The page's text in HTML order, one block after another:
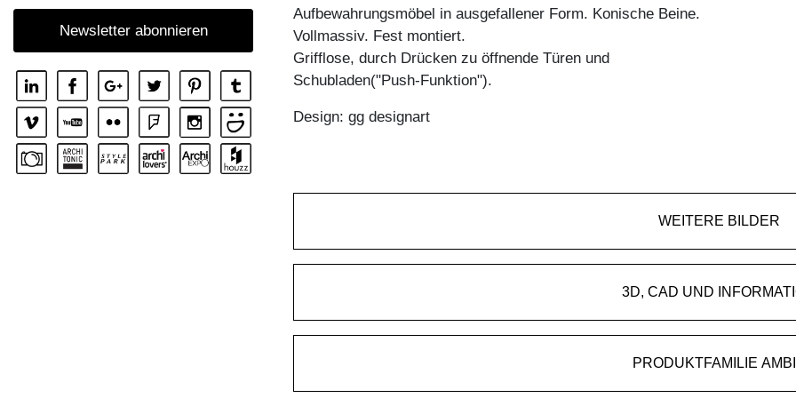
COUCHTISCH ZIRKEL V
Newsletter abonnieren
Aufbewahrungsmöbel in ausgefallener Form. Konische Beine.
Vollmassiv. Fest montiert.
Grifflose, durch Drücken zu öffnende Türen und
Schubladen("Push-Funktion").
Design: gg designart
WEITERE BILDER
3D, CAD UND
PRODUKTFAMILIE